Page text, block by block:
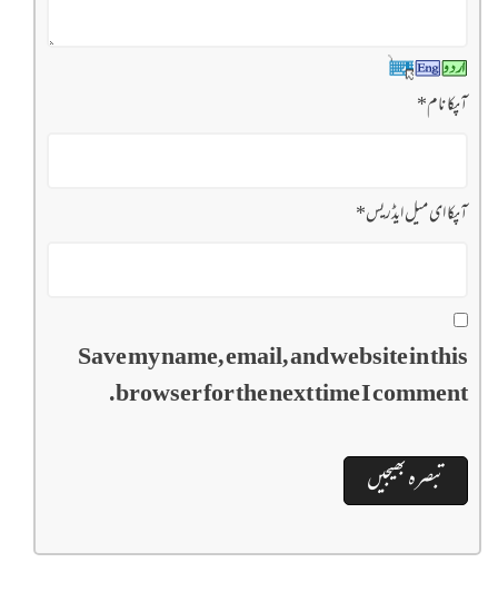
آپکا نام*
آپکا ای میل ایڈریس*
Save my name, email, and website in this
browser for the next time I comment.